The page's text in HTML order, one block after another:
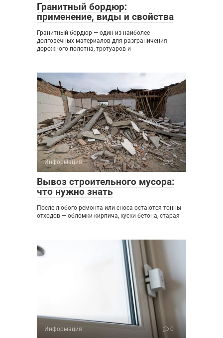
Гранитный бордюр:
применение, виды и свойства
Гранитный бордюр — один из наиболее
долговечных материалов для разграничения
дорожного полотна, тротуаров и
Информация 0
Вывоз строительного мусора:
что нужно знать
После любого ремонта или сноса остаются тонны
отходов — обломки кирпича, куски бетона, старая
Информация 0